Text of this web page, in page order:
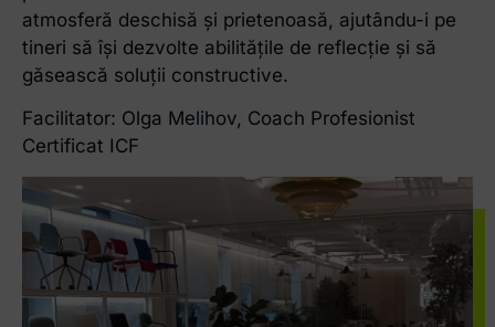
atmosferă deschisă și prietenoasă, ajutându-i pe
tineri să își dezvolte abilitățile de reflecție și să
găsească soluții constructive.
Facilitator: Olga Melihov, Coach Profesionist
Certificat ICF